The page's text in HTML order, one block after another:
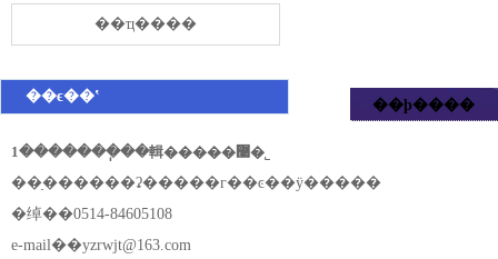
��ҵ����
��ϵ��ʽ
1�������ֽ��輯�����޹�˾
��ַ������ʡ�����г��ͼ��ÿ�����
�绰��0514-84605108
e-mail��yzrwjt@163.com
��ϸ����